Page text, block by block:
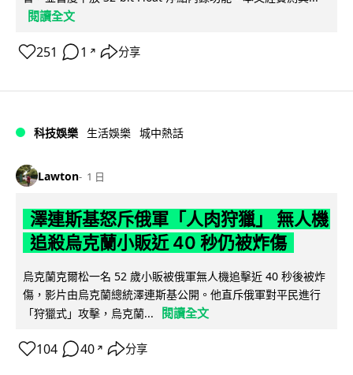
閱讀全文
251 1 ↗ 分享
科技娛樂 生活娛樂 城中熱話
Lawton 1 日
澤連斯基怒斥俄軍「人肉狩獵」 無人機
追殺烏克蘭小販近 40 秒仍被炸傷
烏克蘭克爾松一名 52 歲小販被俄軍無人機追擊近 40 秒後被炸
傷，影片由烏克蘭總統澤連斯基公開。他直斥俄軍對平民進行
「狩獵式」攻擊，烏克蘭...
閱讀全文
104 40 ↗ 分享